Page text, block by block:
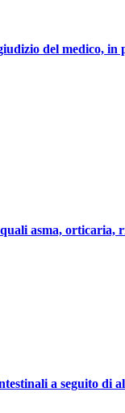
del medico,
asma,
a seguito